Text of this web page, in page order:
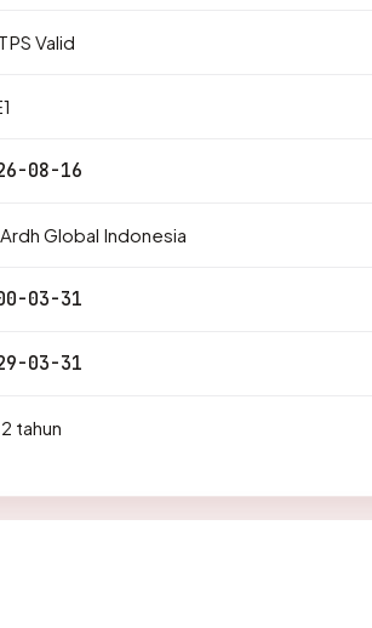
Valid
08-16
Global Indonesia
03-31
03-31
tahun